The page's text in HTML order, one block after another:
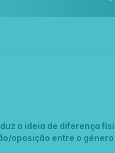
a ideia de diferença
oposição entre o